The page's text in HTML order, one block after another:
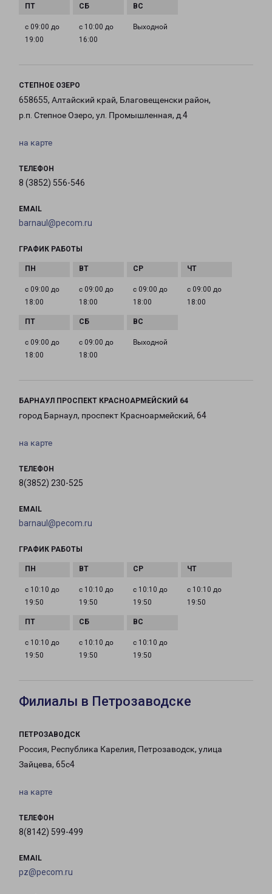
с 09:00 до
19:00
с 10:00 до
16:00
Выходной
СТЕПНОЕ ОЗЕРО
658655, Алтайский край, Благовещенски район,
р.п. Степное Озеро, ул. Промышленная, д.4
на карте
ТЕЛЕФОН
8 (3852) 556-546
EMAIL
barnaul@pecom.ru
ГРАФИК РАБОТЫ
с 09:00 до
18:00
с 09:00 до
18:00
с 09:00 до
18:00
с 09:00 до
18:00
с 09:00 до
18:00
с 09:00 до
18:00
Выходной
БАРНАУЛ ПРОСПЕКТ КРАСНОАРМЕЙСКИЙ 64
город Барнаул, проспект Красноармейский, 64
на карте
ТЕЛЕФОН
8(3852) 230-525
EMAIL
barnaul@pecom.ru
ГРАФИК РАБОТЫ
с 10:10 до
19:50
с 10:10 до
19:50
с 10:10 до
19:50
с 10:10 до
19:50
с 10:10 до
19:50
с 10:10 до
19:50
с 10:10 до
19:50
Филиалы в Петрозаводске
ПЕТРОЗАВОДСК
Россия, Республика Карелия, Петрозаводск, улица
Зайцева, 65с4
на карте
ТЕЛЕФОН
8(8142) 599-499
EMAIL
pz@pecom.ru